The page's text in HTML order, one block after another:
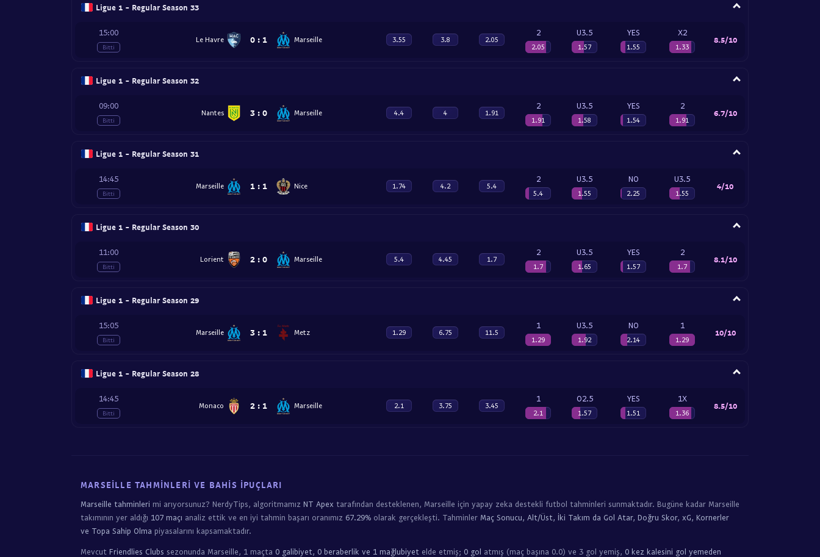
Ligue 1 - Regular Season 33
15:00
Bitti
Le Havre 0 : 1 Marseille 3.55 3.8 2.05
2
2.05
U3.5
1.57
YES
1.55
X2
1.33
8.5/10
Ligue 1 - Regular Season 32
09:00
Bitti
Nantes 3 : 0 Marseille 4.4 4 1.91
2
1.91
U3.5
1.58
YES
1.54
2
1.91
6.7/10
Ligue 1 - Regular Season 31
14:45
Bitti
Marseille 1 : 1 Nice 1.74 4.2 5.4
2
5.4
U3.5
1.55
NO
2.25
U3.5
1.55
4/10
Ligue 1 - Regular Season 30
11:00
Bitti
Lorient 2 : 0 Marseille 5.4 4.45 1.7
2
1.7
U3.5
1.65
YES
1.57
2
1.7
8.1/10
Ligue 1 - Regular Season 29
15:05
Bitti
Marseille 3 : 1 Metz 1.29 6.75 11.5
1
1.29
U3.5
1.92
NO
2.14
1
1.29
10/10
Ligue 1 - Regular Season 28
14:45
Bitti
Monaco 2 : 1 Marseille 2.1 3.75 3.45
1
2.1
O2.5
1.57
YES
1.51
1X
1.36
8.5/10
MARSEILLE TAHMINLERI VE BAHIS İPUÇLARI
Marseille tahminleri mi arıyorsunuz? NerdyTips, algoritmamız NT Apex tarafından desteklenen, Marseille için yapay zeka destekli futbol tahminleri sunmaktadır. Bugüne kadar Marseille
takımının yer aldığı 107 maçı analiz ettik ve en iyi tahmin başarı oranımız 67.29% olarak gerçekleşti. Tahminler Maç Sonucu, Alt/Üst, İki Takım da Gol Atar, Doğru Skor, xG, Kornerler
ve Topa Sahip Olma piyasalarını kapsamaktadır.
Mevcut Friendlies Clubs sezonunda Marseille, 1 maçta 0 galibiyet, 0 beraberlik ve 1 mağlubiyet elde etmiş; 0 gol atmış (maç başına 0.0) ve 3 gol yemiş, 0 kez kalesini gol yemeden